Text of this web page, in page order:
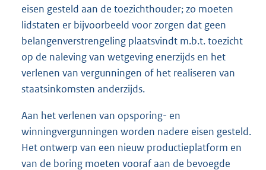
eisen gesteld aan de toezichthouder; zo moeten
lidstaten er bijvoorbeeld voor zorgen dat geen
belangenverstrengeling plaatsvindt m.b.t. toezicht
op de naleving van wetgeving enerzijds en het
verlenen van vergunningen of het realiseren van
staatsinkomsten anderzijds.
Aan het verlenen van opsporing- en
winningvergunningen worden nadere eisen gesteld.
Het ontwerp van een nieuw productieplatform en
van de boring moeten vooraf aan de bevoegde